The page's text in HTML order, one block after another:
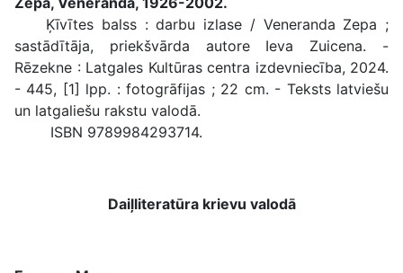
Ķīvītes balss : darbu izlase / Veneranda Zepa ;
sastādītāja, priekšvārda autore Ieva Zuicena. -
Rēzekne : Latgales Kultūras centra izdevniecība, 2024.
- 445, [1] lpp. : fotogrāfijas ; 22 cm. - Teksts latviešu
un latgaliešu rakstu valodā.
ISBN 9789984293714.
Daiļliteratūra krievu valodā